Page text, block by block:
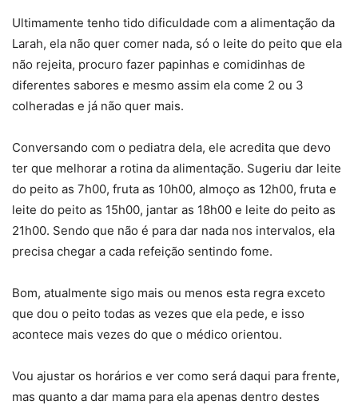
Ultimamente tenho tido dificuldade com a alimentação da
Larah, ela não quer comer nada, só o leite do peito que ela
não rejeita, procuro fazer papinhas e comidinhas de
diferentes sabores e mesmo assim ela come 2 ou 3
colheradas e já não quer mais.
Conversando com o pediatra dela, ele acredita que devo
ter que melhorar a rotina da alimentação. Sugeriu dar leite
do peito as 7h00, fruta as 10h00, almoço as 12h00, fruta e
leite do peito as 15h00, jantar as 18h00 e leite do peito as
21h00. Sendo que não é para dar nada nos intervalos, ela
precisa chegar a cada refeição sentindo fome.
Bom, atualmente sigo mais ou menos esta regra exceto
que dou o peito todas as vezes que ela pede, e isso
acontece mais vezes do que o médico orientou.
Vou ajustar os horários e ver como será daqui para frente,
mas quanto a dar mama para ela apenas dentro destes